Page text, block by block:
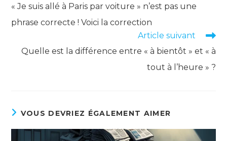
articles
« Je suis allé à Paris par voiture » n’est pas une
phrase correcte ! Voici la correction
Article suivant
Quelle est la différence entre « à bientôt » et « à
tout à l’heure » ?
VOUS DEVRIEZ ÉGALEMENT AIMER